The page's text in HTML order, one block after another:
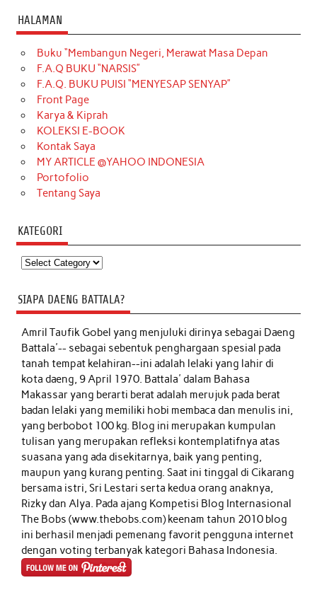
HALAMAN
Buku “Membangun Negeri, Merawat Masa Depan
F.A.Q BUKU “NARSIS”
F.A.Q. BUKU PUISI “MENYESAP SENYAP”
Front Page
Karya & Kiprah
KOLEKSI E-BOOK
Kontak Saya
MY ARTICLE @YAHOO INDONESIA
Portofolio
Tentang Saya
KATEGORI
Kategori
SIAPA DAENG BATTALA?
Amril Taufik Gobelyang menjuluki dirinya sebagai Daeng
Battala'-- sebagai sebentuk penghargaan spesial pada
tanah tempat kelahiran--ini adalah lelaki yang lahir di
kota daeng, 9 April 1970. Battala' dalam Bahasa
Makassar yang berarti berat adalah merujuk pada berat
badan lelaki yang memiliki hobi membaca dan menulis ini,
yang berbobot 100 kg. Blog ini merupakan kumpulan
tulisan yang merupakan refleksi kontemplatifnya atas
suasana yang ada disekitarnya, baik yang penting,
maupun yang kurang penting. Saat ini tinggal di Cikarang
bersama istri, Sri Lestari serta kedua orang anaknya,
Rizky dan Alya. Pada ajang Kompetisi Blog Internasional
The Bobs (www.thebobs.com) keenam tahun 2010 blog
ini berhasil menjadi pemenang favorit pengguna internet
dengan voting terbanyak kategori Bahasa Indonesia.